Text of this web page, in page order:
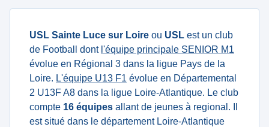
USL Sainte Luce sur Loire ou USL est un club
de Football dont l'équipe principale SENIOR M1
évolue en Régional 3 dans la ligue Pays de la
Loire. L'équipe U13 F1 évolue en Départemental
2 U13F A8 dans la ligue Loire-Atlantique. Le club
compte 16 équipes allant de jeunes à regional. Il
est situé dans le département Loire-Atlantique